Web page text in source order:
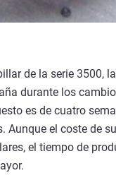
de la serie 3500,
durante los
es de cuatro
Aunque el coste de
el tiempo de